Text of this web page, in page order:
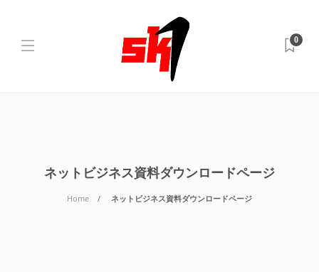
0
ネットビジネス資料ダウンロードページ
Home ネットビジネス資料ダウンロードページ